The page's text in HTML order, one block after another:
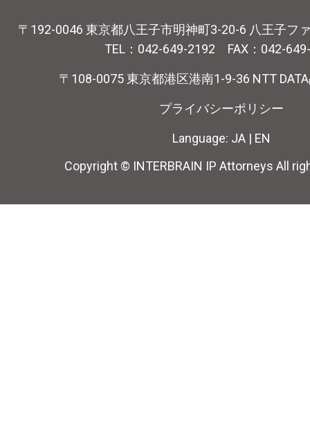
〒192-0046 東京都八王子市明神町3-20-6 八王子フ
TEL：042-649-2192 FAX：042-
〒108-0075 東京都港区港南1-9-36 NTT
プライバシーポリシー
Language: JA | EN
Copyright © INTERBRAIN IP Attorneys All